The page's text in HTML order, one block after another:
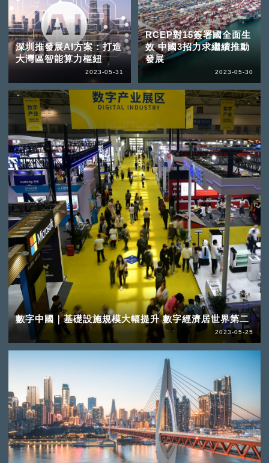
深圳推發展AI方案：打造
大灣區智能算力樞紐
2023-05-31
RCEP對15簽署國全面生
效 中國3招力求繼續推動
發展
2023-05-30
數字中國｜基礎設施規模大幅提升 數字經濟居世界第二
2023-05-25